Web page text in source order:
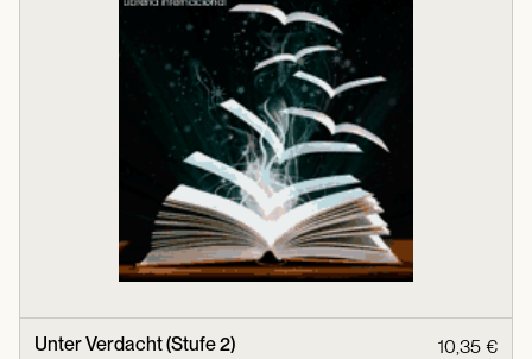
Unter Verdacht (Stufe 2) 10,35 €